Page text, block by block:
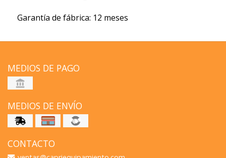
Garantía de fábrica: 12 meses
MEDIOS DE PAGO
MEDIOS DE ENVÍO
CONTACTO